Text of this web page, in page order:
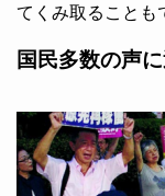
てくみ取ることも
国民多数の声